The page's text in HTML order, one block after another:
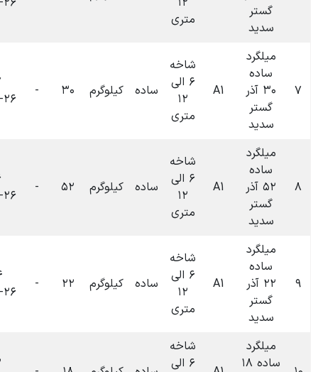
۶ الی
۱۲
ساده کیلوگرم ۳۰ -
۰۹:۴۷
۱۴۰۴-۰۶-۲۶
تومان
۶ الی
۱۲
ساده کیلوگرم ۵۲ -
۰۹:۴۶
۱۴۰۴-۰۶-۲۶
تومان
۶ الی
۱۲
ساده کیلوگرم ۲۲ -
۰۹:۴۴
۱۴۰۴-۰۶-۲۶
تومان
۶ الی
۰۹:۴۲